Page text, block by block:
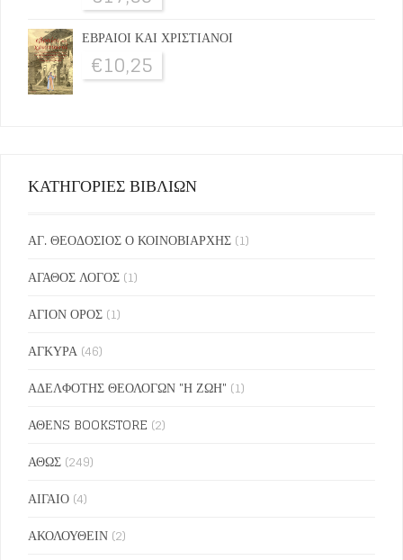
ΕΒΡΑΙΟΙ ΚΑΙ ΧΡΙΣΤΙΑΝΟΙ
€10,25
ΚΑΤΗΓΟΡΙΕΣ ΒΙΒΛΙΩΝ
ΑΓ. ΘΕΟΔΟΣΙΟΣ Ο ΚΟΙΝΟΒΙΑΡΧΗΣ (1)
ΑΓΑΘΟΣ ΛΟΓΟΣ (1)
ΑΓΙΟΝ ΟΡΟΣ (1)
ΑΓΚΥΡΑ (46)
ΑΔΕΛΦΟΤΗΣ ΘΕΟΛΟΓΩΝ "Η ΖΩΗ" (1)
ΑΘΕΝS BOOKSTORE (2)
ΑΘΩΣ (249)
ΑΙΓΑΙΟ (4)
ΑΚΟΛΟΥΘΕΙΝ (2)